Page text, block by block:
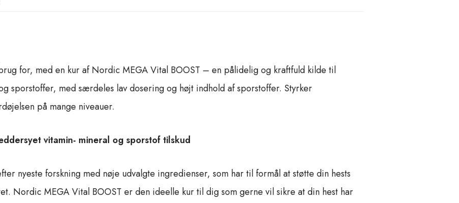
t
t
for, med en kur af Nordic MEGA Vital BOOST – en pålidelig og kraftfuld kilde til
sporstoffer, med særdeles lav dosering og højt indhold af sporstoffer. Styrker
på mange niveauer.
vitamin- mineral og sporstof tilskud
nyeste forskning med nøje udvalgte ingredienser, som har til formål at støtte din hests
Nordic MEGA Vital BOOST er den ideelle kur til dig som gerne vil sikre at din hest har